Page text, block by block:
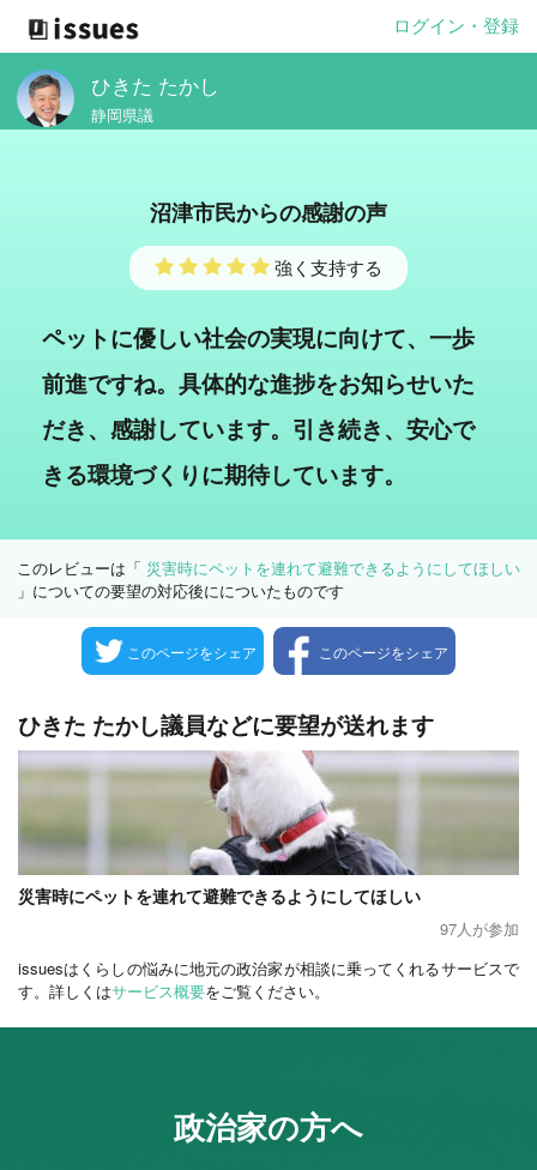
ログイン・登録
ひきた たかし
静岡県議
沼津市民からの感謝の声
強く支持する
ペットに優しい社会の実現に向けて、一歩
前進ですね。具体的な進捗をお知らせいた
だき、感謝しています。引き続き、安心で
きる環境づくりに期待しています。
このレビューは「 災害時にペットを連れて避難できるようにしてほしい
」についての要望の対応後にについたものです
このページをシェア このページをシェア
ひきた たかし議員などに要望が送れます
災害時にペットを連れて避難できるようにしてほしい
97人が参加
issuesはくらしの悩みに地元の政治家が相談に乗ってくれるサービスで
す。詳しくはサービス概要をご覧ください。
政治家の方へ